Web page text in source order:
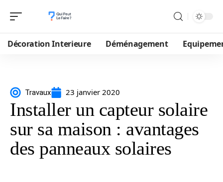
Décoration Interieure Déménagement
Travaux 23 janvier 2020
Installer un capteur solaire
sur sa maison : avantages
des panneaux solaires